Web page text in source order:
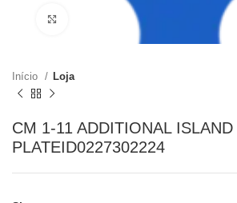
Clique para ampliar
Início Loja
CM 1-11 ADDITIONAL ISLAND
PLATEID0227302224